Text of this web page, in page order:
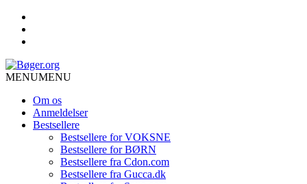
MENUMENU
Om os
Anmeldelser
Bestsellere
Bestsellere for VOKSNE
Bestsellere for BØRN
Bestsellere fra Cdon.com
Bestsellere fra Gucca.dk